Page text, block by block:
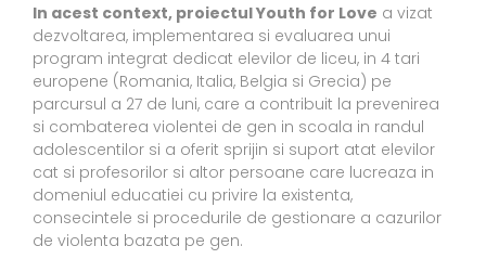
In acest context, proiectul Youth for Love a vizat
dezvoltarea, implementarea si evaluarea unui
program integrat dedicat elevilor de liceu, in 4 tari
europene (Romania, Italia, Belgia si Grecia) pe
parcursul a 27 de luni, care a contribuit la prevenirea
si combaterea violentei de gen in scoala in randul
adolescentilor si a oferit sprijin si suport atat elevilor
cat si profesorilor si altor persoane care lucreaza in
domeniul educatiei cu privire la existenta,
consecintele si procedurile de gestionare a cazurilor
de violenta bazata pe gen.